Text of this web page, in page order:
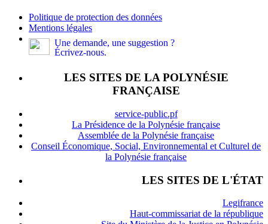
Politique de protection des données
Mentions légales
Une demande, une suggestion ?
Écrivez-nous.
LES SITES DE LA POLYNÉSIE
FRANÇAISE
service-public.pf
La Présidence de la Polynésie française
Assemblée de la Polynésie française
Conseil Économique, Social, Environnemental et Culturel de
la Polynésie française
LES SITES DE L'ÉTAT
Legifrance
Haut-commissariat de la république